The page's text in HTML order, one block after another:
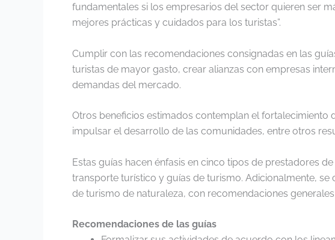
fundamentales si los empresarios del sector quieren ser
mejores prácticas y cuidados para los turistas”.
Cumplir con las recomendaciones consignadas en las
turistas de mayor gasto, crear alianzas con empresas
demandas del mercado.
Otros beneficios estimados contemplan el
impulsar el desarrollo de las comunidades, entre otros
Estas guías hacen énfasis en cinco tipos de prestadores
transporte turístico y guías de turismo. Adicionalmente,
de turismo de naturaleza, con recomendaciones
Recomendaciones de las guías